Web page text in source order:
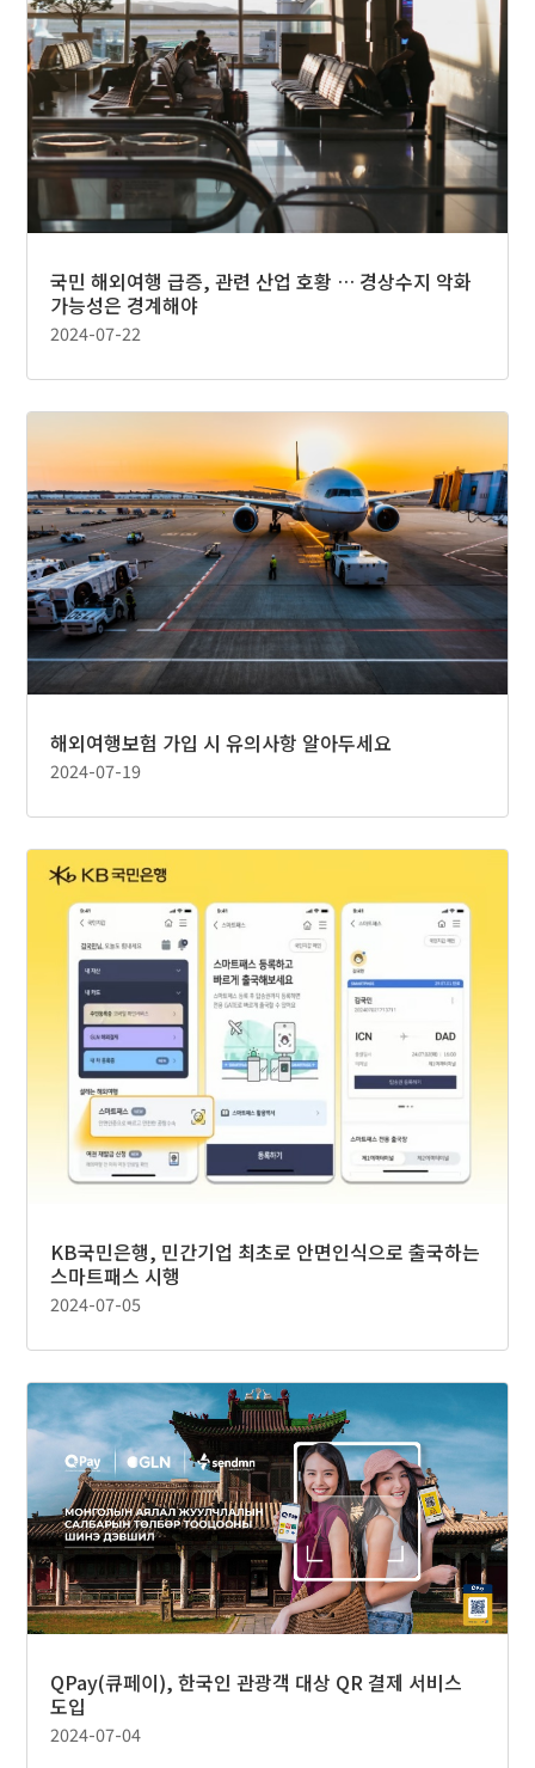
국민 해외여행 급증, 관련 산업 호황 … 경상수지 악화
가능성은 경계해야
2024-07-22
해외여행보험 가입 시 유의사항 알아두세요
2024-07-19
KB국민은행, 민간기업 최초로 안면인식으로 출국하는
스마트패스 시행
2024-07-05
QPay(큐페이), 한국인 관광객 대상 QR 결제 서비스
도입
2024-07-04